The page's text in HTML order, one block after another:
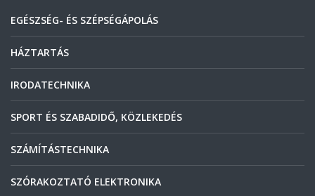
EGÉSZSÉG- ÉS SZÉPSÉGÁPOLÁS
HÁZTARTÁS
IRODATECHNIKA
SPORT ÉS SZABADIDŐ, KÖZLEKEDÉS
SZÁMÍTÁSTECHNIKA
SZÓRAKOZTATÓ ELEKTRONIKA